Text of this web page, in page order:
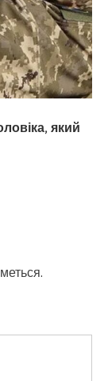
який